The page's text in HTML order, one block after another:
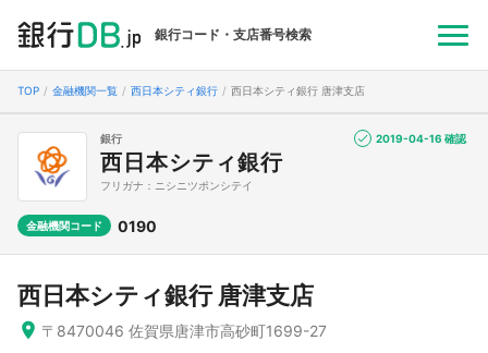
銀行コード・支店番号検索
TOP 金融機関一覧 西日本シティ銀行 西日本シティ銀行 唐津支店
銀行
西日本シティ銀行
フリガナ：ニシニツポンシテイ
金融機関コード 0190
2019-04-16 確認
西日本シティ銀行 唐津支店
〒8470046 佐賀県唐津市高砂町1699-27